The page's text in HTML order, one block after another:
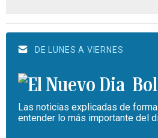
DE LUNES A VIERNES
Las noticias explicadas de
entender lo más importante del